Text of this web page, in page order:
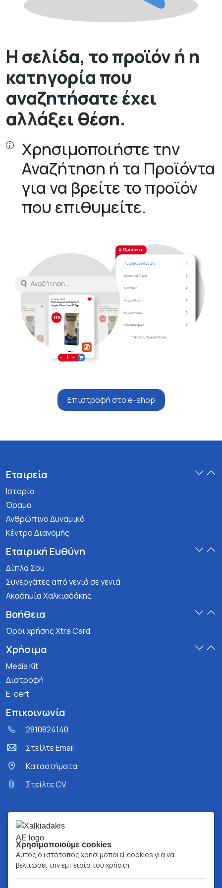
Η σελίδα, το προϊόν ή η
κατηγορία που
αναζητήσατε έχει
αλλάξει θέση.
Χρησιμοποιήστε την
Αναζήτηση ή τα Προϊόντα
για να βρείτε το προϊόν
που επιθυμείτε.
Επιστροφή στο e-shop
Εταιρεία
Ιστορία
Όραμα
Ανθρώπινο Δυναμικό
Κέντρο Διανομής
Εταιρική Ευθύνη
Δίπλα Σου
Συνεργάτες από γενιά σε γενιά
Ακαδημία Χαλκιαδάκης
Βοήθεια
Όροι χρήσης Xtra Card
Χρήσιμα
Media Kit
Διατροφή
E-cert
Επικοινωνία
2810824140
Στείλτε Email
Kαταστήματα
Στείλτε CV
Χρησιμοποιούμε cookies
Αυτός ο ιστότοπος χρησιμοποιεί cookies για να
βελτιώσει την εμπειρία του χρήστη.